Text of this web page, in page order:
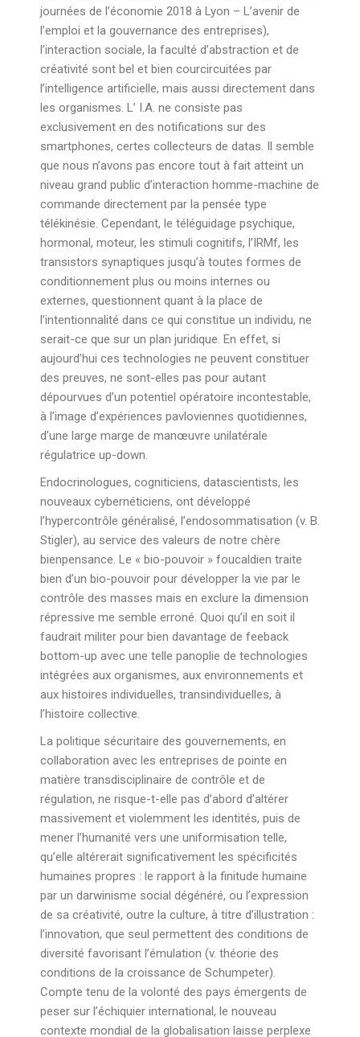
journées de l’économie 2018 à Lyon – L’avenir de
l’emploi et la gouvernance des entreprises),
l’interaction sociale, la faculté d’abstraction et de
créativité sont bel et bien courcircuitées par
l’intelligence artificielle, mais aussi directement dans
les organismes. L’ I.A. ne consiste pas
exclusivement en des notifications sur des
smartphones, certes collecteurs de datas. Il semble
que nous n’avons pas encore tout à fait atteint un
niveau grand public d’interaction homme-machine de
commande directement par la pensée type
télékinésie. Cependant, le téléguidage psychique,
hormonal, moteur, les stimuli cognitifs, l’IRMf, les
transistors synaptiques jusqu’à toutes formes de
conditionnement plus ou moins internes ou
externes, questionnent quant à la place de
l’intentionnalité dans ce qui constitue un individu, ne
serait-ce que sur un plan juridique. En effet, si
aujourd’hui ces technologies ne peuvent constituer
des preuves, ne sont-elles pas pour autant
dépourvues d’un potentiel opératoire incontestable,
à l’image d’expériences pavloviennes quotidiennes,
d’une large marge de manœuvre unilatérale
régulatrice up-down.
Endocrinologues, cogniticiens, datascientists, les
nouveaux cybernéticiens, ont développé
l’hypercontrôle généralisé, l’endosommatisation (v. B.
Stigler), au service des valeurs de notre chère
bienpensance. Le « bio-pouvoir » foucaldien traite
bien d’un bio-pouvoir pour développer la vie par le
contrôle des masses mais en exclure la dimension
répressive me semble erroné. Quoi qu’il en soit il
faudrait militer pour bien davantage de feeback
bottom-up avec une telle panoplie de technologies
intégrées aux organismes, aux environnements et
aux histoires individuelles, transindividuelles, à
l’histoire collective.
La politique sécuritaire des gouvernements, en
collaboration avec les entreprises de pointe en
matière transdisciplinaire de contrôle et de
régulation, ne risque-t-elle pas d’abord d’altérer
massivement et violemment les identités, puis de
mener l’humanité vers une uniformisation telle,
qu’elle altérerait significativement les spécificités
humaines propres : le rapport à la finitude humaine
par un darwinisme social dégénéré, ou l’expression
de sa créativité, outre la culture, à titre d’illustration :
l’innovation, que seul permettent des conditions de
diversité favorisant l’émulation (v. théorie des
conditions de la croissance de Schumpeter).
Compte tenu de la volonté des pays émergents de
peser sur l’échiquier international, le nouveau
contexte mondial de la globalisation laisse perplexe